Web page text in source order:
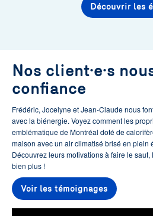
Découvrir les
Nos client·e·s
confiance
Frédéric, Jocelyne et Jean-Claude nous
avec la biénergie. Voyez comment les
emblématique de Montréal doté de
maison avec un air climatisé brisé en plein
Découvrez leurs motivations à faire le
bien plus !
Voir les témoignages